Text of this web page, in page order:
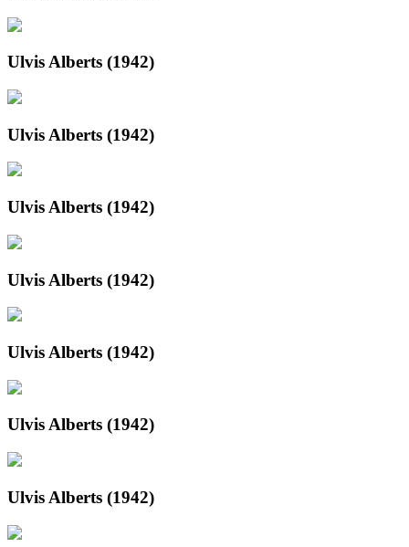
Ulvis Alberts (1942)
Ulvis Alberts (1942)
Ulvis Alberts (1942)
Ulvis Alberts (1942)
Ulvis Alberts (1942)
Ulvis Alberts (1942)
Ulvis Alberts (1942)